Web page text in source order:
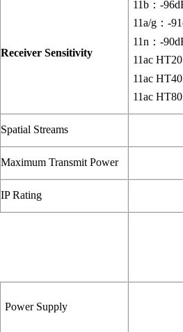
Receiver Sensitivity
11b：-
11a/g：-
11n：-
11ac
11ac
11ac
Spatial Streams
Maximum Transmit Power
IP Rating
Power Supply